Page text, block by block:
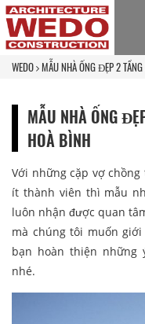
WEDO MẪU NHÀ ỐNG ĐẸP 2
MẪU NHÀ ỐNG
HOÀ BÌNH
Với những cặp vợ
ít thành viên thì mẫu
luôn nhận được quan
mà chúng tôi muốn
bạn hoàn thiện những
nhé.